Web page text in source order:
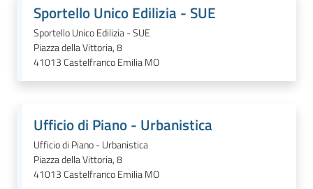
Sportello Unico Edilizia - SUE
Sportello Unico Edilizia - SUE
Piazza della Vittoria, 8
41013Castelfranco Emilia MO
Ufficio di Piano - Urbanistica
Ufficio di Piano - Urbanistica
Piazza della Vittoria, 8
41013Castelfranco Emilia MO